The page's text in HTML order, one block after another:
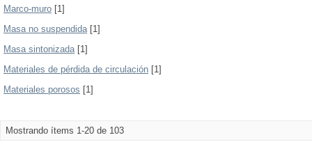
Marco-muro [1]
Masa no suspendida[1]
Masa sintonizada[1]
Materiales de pérdida de circulación [1]
Materiales porosos [1]
Mostrando ítems 1-20 de 103